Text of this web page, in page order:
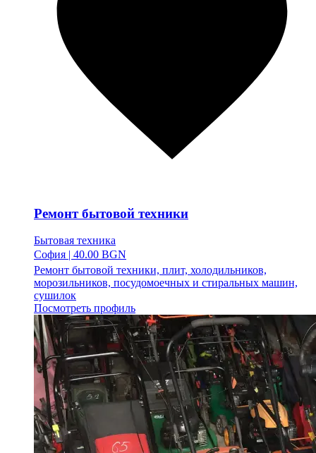
Ремонт бытовой техники
Бытовая техника
София | 40.00 BGN
Ремонт бытовой техники, плит, холодильников,
морозильников, посудомоечных и стиральных машин,
сушилок
Посмотреть профиль